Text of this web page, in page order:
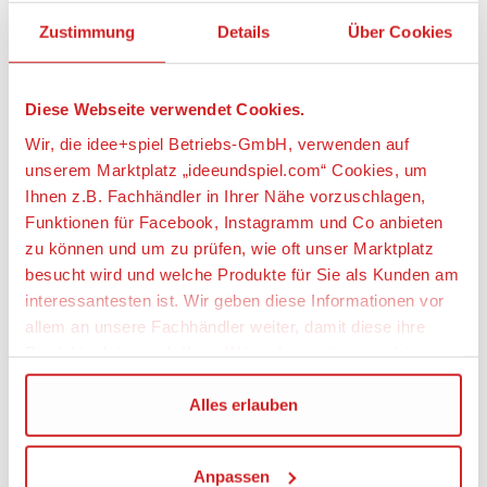
Zustimmung Details Über Cookies
Diese Webseite verwendet Cookies.
Wir, die idee+spiel Betriebs-GmbH, verwenden auf
unserem Marktplatz „ideeundspiel.com“ Cookies, um
Ihnen z.B. Fachhändler in Ihrer Nähe vorzuschlagen,
Funktionen für Facebook, Instagramm und Co anbieten
zu können und um zu prüfen, wie oft unser Marktplatz
besucht wird und welche Produkte für Sie als Kunden am
interessantesten ist. Wir geben diese Informationen vor
allem an unsere Fachhändler weiter, damit diese ihre
Wir verwenden den Google Tag Manager um weitere
Dienste einzubinden.
Wenn Sie auf „Alles erlauben“, klicken, werden ein Teil
Alles erlauben
Anpassen
Artikeldetails
Artikelbeschreibung:
„Geistesblitz“ ist ein geistreiches Reaktionsspiel, bei
dem schnelle Auffassungsgabe und richtige
Reaktion entscheidend sind. In der Tischmitte
stehen fünf große Holzfiguren in fünf Farben. In
jeder Runde wird eine Karte aufgedeckt, auf der
zwei Figuren in zwei unterschiedlichen Farben zu
sehen sind. Nun müssen die Spieler blitzschnell
erkennen, welche Figur gesucht wird. Sind beide
Figuren nicht in ihrer Originalfarbe abgebildet, so
muss die Figur geschnappt werden, die weder in
eine Figur in ihrer Originalfarbe zu sehen, so muss
diese geschnappt werden. Wer richtig liegt, gewinnt